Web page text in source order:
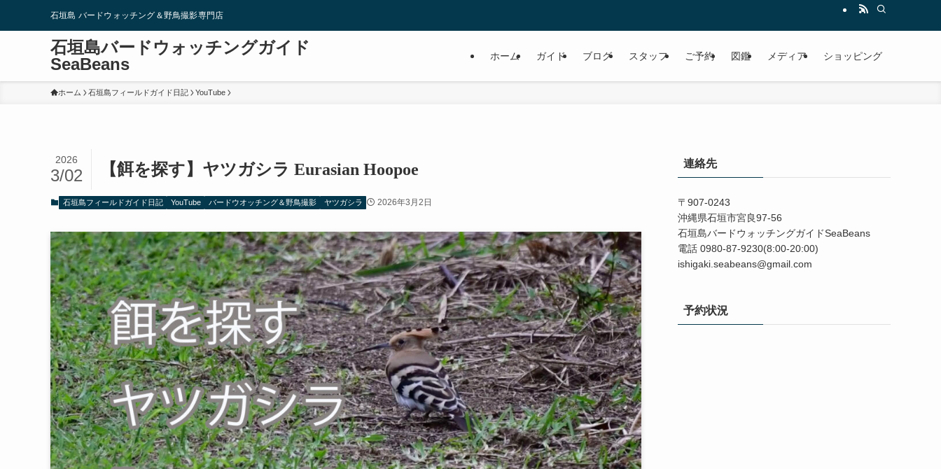
石垣島 バードウォッチング＆野鳥撮影専門店
石垣島バードウォッチングガイド
SeaBeans
ホーム ガイド ブログ スタッフ ご予約 図鑑 メディア ショッピング
ホーム 石垣島フィールドガイド日記 YouTube
【餌を探す】ヤツガシラ Eurasian Hoopoe
2026
3/02
石垣島フィールドガイド日記 YouTube バードウオッチング＆野鳥撮影 ヤツガシラ 2026年3月2日
連絡先
〒907-0243
沖縄県石垣市宮良97-56
石垣島バードウォッチングガイドSeaBeans
電話 0980-87-9230(8:00-20:00)
ishigaki.seabeans@gmail.com
予約状況